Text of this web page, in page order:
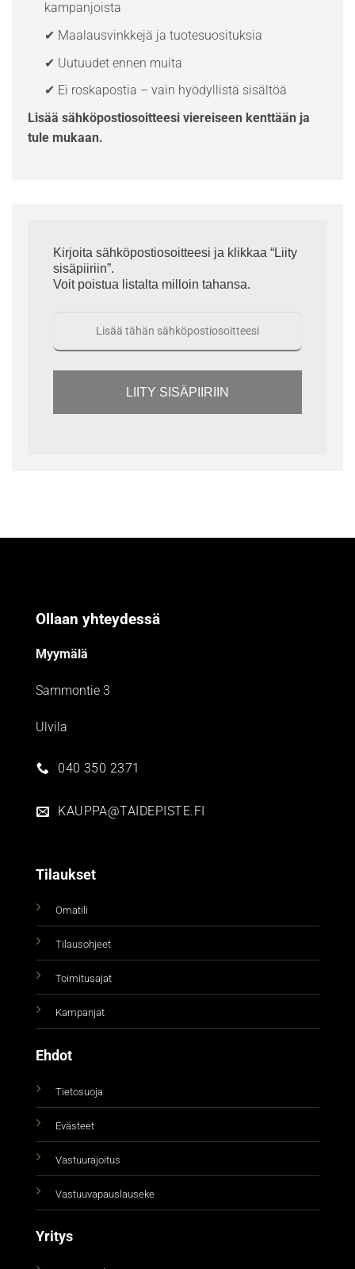
kampanjoista
✔ Maalausvinkkejä ja tuotesuosituksia
✔ Uutuudet ennen muita
✔ Ei roskapostia – vain hyödyllistä sisältöä
Lisää sähköpostiosoitteesi viereiseen kenttään ja
tule mukaan.
Kirjoita sähköpostiosoitteesi ja klikkaa “Liity
sisäpiiriin”.
Voit poistua listalta milloin tahansa.
LIITY SISÄPIIRIIN
Ollaan yhteydessä
Myymälä
Sammontie 3
Ulvila
040 350 2371
KAUPPA@TAIDEPISTE.FI
Tilaukset
Omatili
Tilausohjeet
Toimitusajat
Kampanjat
Ehdot
Tietosuoja
Evästeet
Vastuurajoitus
Vastuuvapauslauseke
Yritys